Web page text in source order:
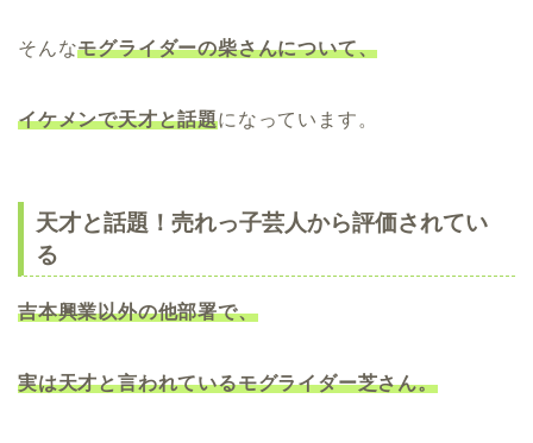
そんなモグライダーの柴さんについて、
イケメンで天才と話題になっています。
天才と話題！売れっ子芸人から評価されてい
る
吉本興業以外の他部署で、
実は天才と言われているモグライダー芝さん。